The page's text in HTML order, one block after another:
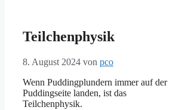
Teilchenphysik
8. August 2024 von pco
Wenn Puddingplundern immer auf der
Puddingseite landen, ist das
Teilchenphysik.